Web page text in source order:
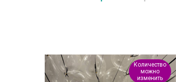
Количество
можно
изменить